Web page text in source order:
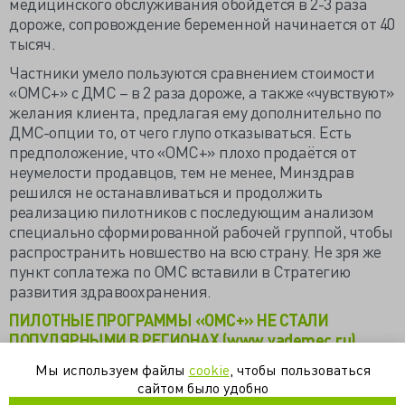
дороже, сопровождение беременной начинается от 40
тысяч.
Частники умело пользуются сравнением стоимости
«ОМС+» с ДМС – в 2 раза дороже, а также «чувствуют»
желания клиента, предлагая ему дополнительно по
ДМС-опции то, от чего глупо отказываться. Есть
предположение, что «ОМС+» плохо продаётся от
неумелости продавцов, тем не менее, Минздрав
решился не останавливаться и продолжить
реализацию пилотников с последующим анализом
специально сформированной рабочей группой, чтобы
распространить новшество на всю страну. Не зря же
пункт соплатежа по ОМС вставили в Стратегию
развития здравоохранения.
ПИЛОТНЫЕ ПРОГРАММЫ «ОМС+» НЕ СТАЛИ
ПОПУЛЯРНЫМИ В РЕГИОНАХ (www.vademec.ru)
ПЯДЬ С ПЛЮСОМ (www.vademec.ru)
СМИ: программа «ОМС+» не пользуется спросом
Мы используем файлы cookie , чтобы пользоваться
сайтом было удобно